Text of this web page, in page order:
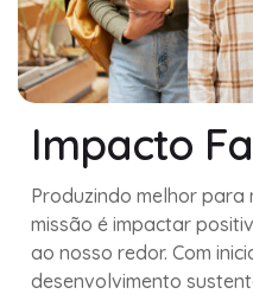
Impacto
Produzindo melhor para
missão é impactar
ao nosso redor. Com
desenvolvimento